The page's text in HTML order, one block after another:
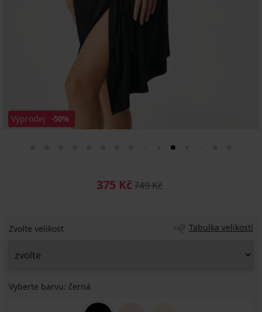
Výprodej -50%
375 Kč749 Kč
Zvolte velikost Tabulka velikostí
Vyberte barvu: černá